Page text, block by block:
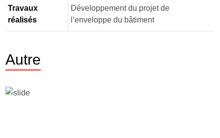
Travaux
réalisés
Développement du projet de
l’enveloppe du bâtiment
Autre